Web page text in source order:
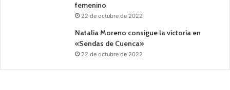
femenino
22 de octubre de 2022
Natalia Moreno consigue la victoria en
«Sendas de Cuenca»
22 de octubre de 2022